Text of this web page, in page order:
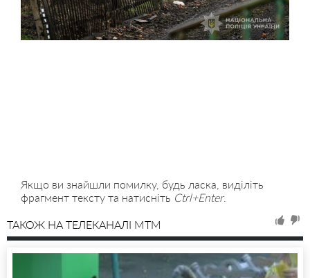
Якщо ви знайшли помилку, будь ласка, виділіть
фрагмент тексту та натисніть Ctrl+Enter.
ТАКОЖ НА ТЕЛЕКАНАЛІ MTM